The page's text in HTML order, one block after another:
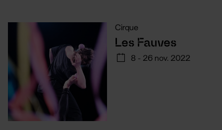
Cirque
Les Fauves
8 - 26 nov. 2022